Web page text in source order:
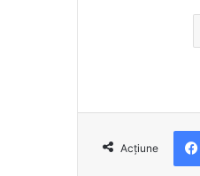
Acțiune